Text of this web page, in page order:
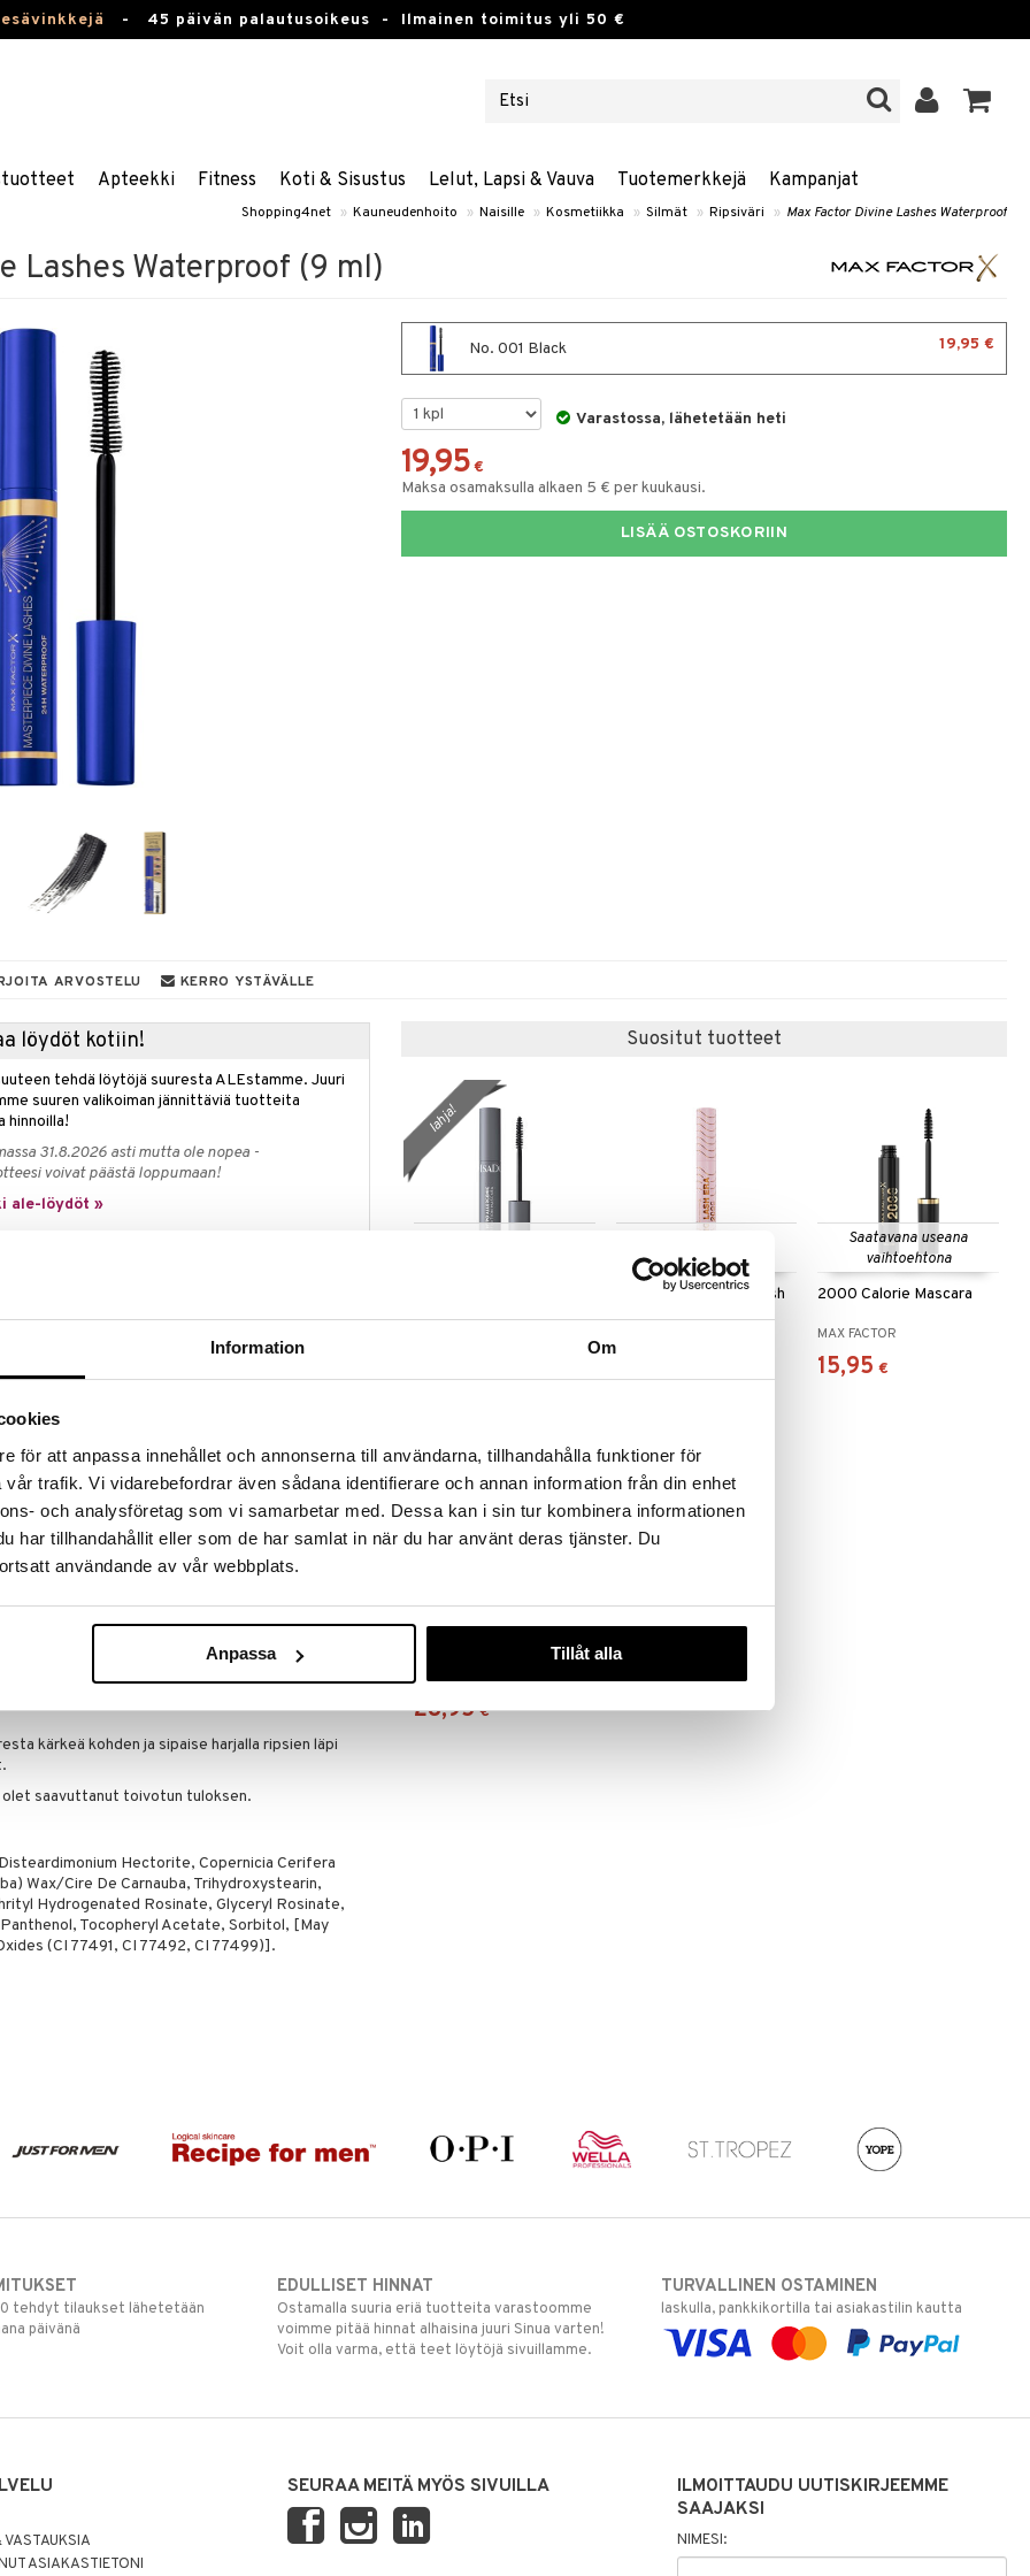
Information Om
för att anpassa innehållet och annonserna till användarna, tillhandahålla funktioner för
trafik. Vi vidarebefordrar även sådana identifierare och annan information från din enhet
och analysföretag som vi samarbetar med. Dessa kan i sin tur kombinera informationen
har tillhandahållit eller som de har samlat in när du har använt deras tjänster. Du
användande av vår webbplats.
Anpassa Tillåt alla
- 45 päivän palautusoikeus - Ilmainen toimitus yli 50 €
Apteekki Fitness Koti & Sisustus Lelut, Lapsi & Vauva Tuotemerkkejä Kampanjat
Shopping4net » Kauneudenhoito » Naisille » Kosmetiikka » Silmät » Ripsiväri » Max Factor Divine Lashes Waterproof
Lashes Waterproof (9 ml)
No. 001 Black 19,95 €
Varastossa, lähetetään heti
19,95 €
Maksa osamaksulla alkaen 5 € per kuukausi.
LISÄÄ OSTOSKORIIN
ARVOSTELU KERRO YSTÄVÄLLE
löydöt kotiin!
tehdä löytöjä suuresta ALEstamme. Juuri
suuren valikoiman jännittäviä tuotteita
hinnoilla!
31.8.2026 asti mutta ole nopea -
voivat päästä loppumaan!
ale-löydöt »
dramaattista tuuheutta pitäen ripset samalla
Ripsiväri ei paakkuunnu, tahraa tai varise.
on ultrakevyt nailonharja, joka kerää harjaan
koostumus tekevät ripsiväristä helposti
koostumus on vegaaninen ja oftamologisesti
dramaattista tuuheutta
kärkeä kohden ja sipaise harjalla ripsien läpi
olet saavuttanut toivotun tuloksen.
Hectorite, Copernicia Cerifera
Wax/Cire De Carnauba, Trihydroxystearin,
Hydrogenated Rosinate, Glyceryl Rosinate,
Tocopheryl Acetate, Sorbitol, [May
(CI 77491, CI 77492, CI 77499)].
Suositut tuotteet
Allergenic Mascara
lahja!
vaihtoehtona
2000 Calorie Long Lash
Era Mascara
Saatavana useana
vaihtoehtona
2000 Calorie Mascara
MAX FACTOR
15,95 €
vaihtoehtona
BLINC
28,95 €
tehdyt tilaukset lähetetään
päivänä
EDULLISET HINNAT
Ostamalla suuria eriä tuotteita varastoomme
voimme pitää hinnat alhaisina juuri Sinua varten!
Voit olla varma, että teet löytöjä sivuillamme.
TURVALLINEN OSTAMINEN
laskulla, pankkikortilla tai asiakastilin kautta
ASIAKASTIETONI
SEURAA MEITÄ MYÖS SIVUILLA
ILMOITTAUDU UUTISKIRJEEMME
SAAJAKSI
NIMESI: